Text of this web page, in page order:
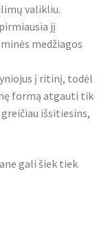
valikliu.
jį
medžiagos
į ritinį, todėl
formą atgauti tik
išsitiesins,
gali šiek tiek